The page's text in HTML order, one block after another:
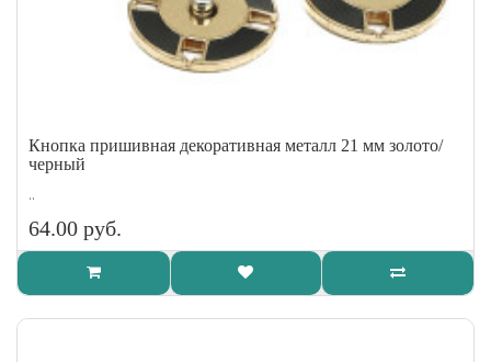
Кнопка пришивная декоративная металл 21 мм золото/
черный
..
64.00 руб.